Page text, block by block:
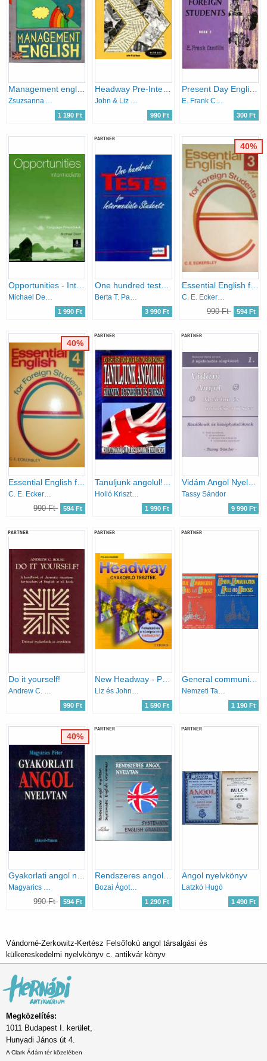
Zsuzsanna Ardó
1 190 Ft
John & Liz Soars
990 Ft
Present Day English for Foreign Students (book 3)
E. Frank Candlin
300 Ft
Opportunities - Intermediate (Language Powerbook) LM-1206
Michael Dean
1 990 Ft
PARTNER
One hundred tests for intermediate students
Berta T. Pappné Haron I.
3 990 Ft
Essential English for Foreign Students Book 3.
C. E. Eckersley
990 Ft 594 Ft
40%
C. E. Eckersley
990 Ft 594 Ft
40%
PARTNER
Holló Krisztina
1 990 Ft
PARTNER
Vidám Angol Nyelvtan és tanulási módszer - Kezdőknek és középhaladóknak
Tassy Sándor
9 990 Ft
PARTNER
Do it yourself!
990 Ft
PARTNER
1 590 Ft
PARTNER
General communication skills and exercises + munkafüzet
1 190 Ft
Gyakorlati angol nyelvtan
Magyarics Péter
990 Ft 594 Ft
40%
PARTNER
Rendszeres angol nyelvtan - Systematic English Grammar
Bozai Ágota (szerk.)
1 290 Ft
PARTNER
Angol nyelvkönyv
Latzkó Hugó
1 490 Ft
Vándorné-Zerkowitz-Kertész Felsőfokú angol társalgási és
külkereskedelmi nyelvkönyv c. antikvár könyv
Megközelítés:
1011 Budapest I. kerület,
Hunyadi János út 4.
A Clark Ádám tér közelében